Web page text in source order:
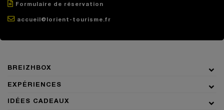
Formulaire de réservation
accueil@lorient-tourisme.fr
BREIZHBOX
EXPÉRIENCES
IDÉES CADEAUX